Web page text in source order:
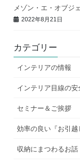
メゾン・エ・オブジェ
2022年8月21日
カテゴリー
インテリアの情報
インテリア目線の安
セミナー＆ご挨拶
効率の良い『お引越
収納にまつわるお話